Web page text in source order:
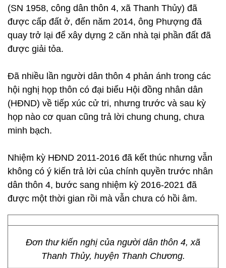
(SN 1958, công dân thôn 4, xã Thanh Thủy) đã
được cấp đất ở, đến năm 2014, ông Phượng đã
quay trở lại để xây dựng 2 căn nhà tại phần đất đã
được giải tỏa.
Đã nhiều lần người dân thôn 4 phản ánh trong các
hội nghị họp thôn có đại biểu Hội đồng nhân dân
(HĐND) về tiếp xúc cử tri, nhưng trước và sau kỳ
họp nào cơ quan cũng trả lời chung chung, chưa
minh bạch.
Nhiệm kỳ HĐND 2011-2016 đã kết thúc nhưng vẫn
không có ý kiến trả lời của chính quyền trước nhân
dân thôn 4, bước sang nhiệm kỳ 2016-2021 đã
được một thời gian rồi mà vẫn chưa có hồi âm.
Đơn thư kiến nghị của người dân thôn 4, xã
Thanh Thủy, huyện Thanh Chương.